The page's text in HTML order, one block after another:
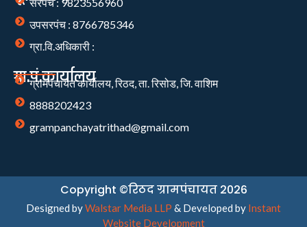
उपसरपंच : 8766785346
ग्रा.वि.अधिकारी :
ग्रा.पं.कार्यालय
ग्रामपंचायत कार्यालय, रिठद, ता. रिसोड, जि. वाशिम
8888202423
grampanchayatrithad@gmail.com
Copyright ©रिठद ग्रामपंचायत 2026
Designed byWalstar Media LLP & Developed by Instant
Website Development